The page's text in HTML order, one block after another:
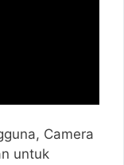
Camera
untuk